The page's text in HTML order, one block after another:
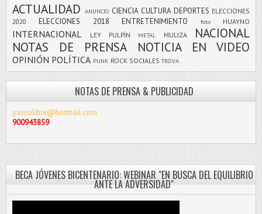
ACTUALIDAD ANUNCIO CIENCIA CULTURA DEPORTES ELECCIONES
2020
ELECCIONES 2018 ENTRETENIMIENTO foto HUAYNO
INTERNACIONAL LEY PULPÍN METAL MULIZA
NACIONAL
NOTAS DE PRENSA
NOTICIA EN VIDEO
OPINIÓN POLÍTICA PUNK ROCK SOCIALES TROVA
NOTAS DE PRENSA & PUBLICIDAD
pascolibre@hotmail.com
900943859
BECA JÓVENES BICENTENARIO: WEBINAR "EN BUSCA DEL EQUILIBRIO
ANTE LA ADVERSIDAD"